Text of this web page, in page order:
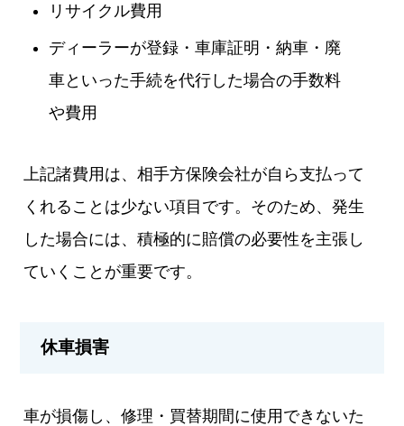
リサイクル費用
ディーラーが登録・車庫証明・納車・廃
車といった手続を代行した場合の手数料
や費用
上記諸費用は、相手方保険会社が自ら支払って
くれることは少ない項目です。そのため、発生
した場合には、積極的に賠償の必要性を主張し
ていくことが重要です。
休車損害
車が損傷し、修理・買替期間に使用できないた